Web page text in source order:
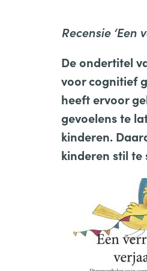
Recensie
De ondertitel
voor cognitief
heeft ervoor
gevoelens te
kinderen.
kinderen stil te